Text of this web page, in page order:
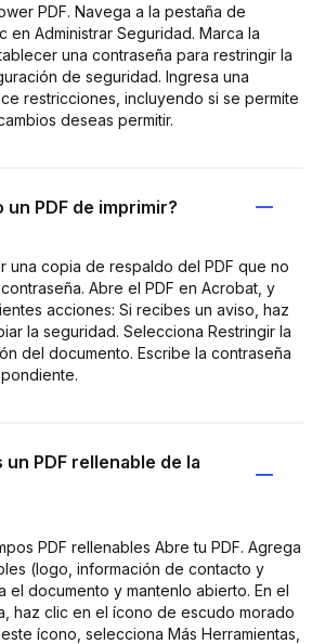
PDF. Navega a la pestaña de
en Administrar Seguridad. Marca la
una contraseña para restringir la
de seguridad. Ingresa una
restricciones, incluyendo si se permite
deseas permitir.
PDF de imprimir?
una copia de respaldo del PDF que no
Abre el PDF en Acrobat, y
acciones: Si recibes un aviso, haz
la seguridad. Selecciona Restringir la
del documento. Escribe la contraseña
PDF rellenable de la
PDF rellenables Abre tu PDF. Agrega
(logo, información de contacto y
el documento y mantenlo abierto. En el
haz clic en el ícono de escudo morado
ícono, selecciona Más Herramientas,